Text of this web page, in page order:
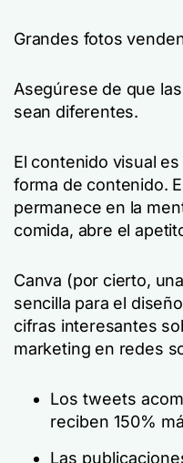
Grandes fotos
Asegúrese de que
sean diferentes.
El contenido visual
forma de contenido.
permanece en la
comida, abre el
Canva (por cierto,
sencilla para el
cifras interesantes
marketing en redes
Los tweets
reciben 150%
Las